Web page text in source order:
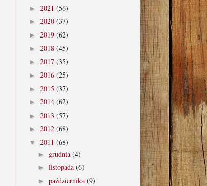
► 2021 (56)
► 2020 (37)
► 2019 (62)
► 2018 (45)
► 2017 (35)
► 2016 (25)
► 2015 (37)
► 2014 (62)
► 2013 (57)
► 2012 (68)
▼ 2011 (68)
► grudnia (4)
► listopada (6)
► października (9)